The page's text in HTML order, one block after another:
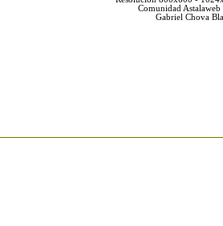
Comunidad
Gabriel Chova